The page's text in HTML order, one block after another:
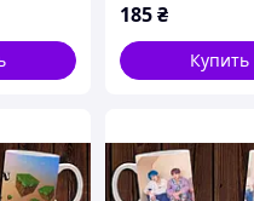
185₴
Купить